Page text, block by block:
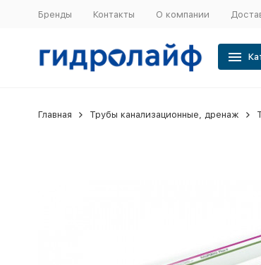
Бренды Контакты О компании
Главная Трубы канализационные, дренаж